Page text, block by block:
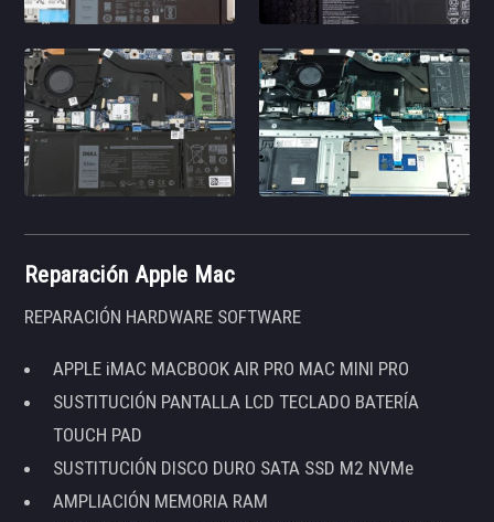
Reparación Apple Mac
REPARACIÓN HARDWARE SOFTWARE
APPLE iMAC MACBOOK AIR PRO MAC MINI PRO
SUSTITUCIÓN PANTALLA LCD TECLADO BATERÍA
TOUCH PAD
SUSTITUCIÓN DISCO DURO SATA SSD M2 NVMe
AMPLIACIÓN MEMORIA RAM